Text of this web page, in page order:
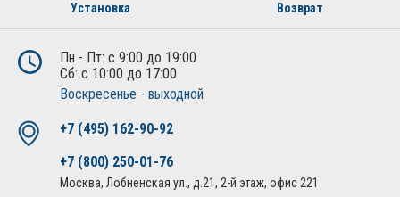
Установка Возврат
Пн - Пт: с 9:00 до 19:00
Сб: с 10:00 до 17:00
Воскресенье - выходной
+7 (495) 162-90-92
+7 (800) 250-01-76
Москва, Лобненская ул., д.21, 2-й этаж, офис 221